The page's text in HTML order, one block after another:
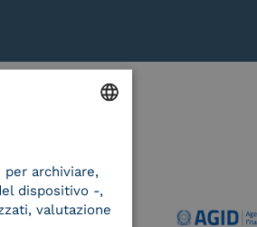
ITALIAN
archiviare,
dispositivo -,
valutazione